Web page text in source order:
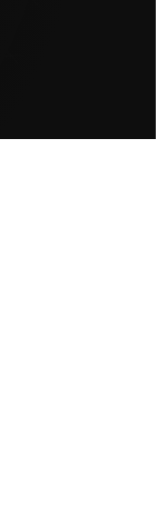
vostri cosmetici: iniziate